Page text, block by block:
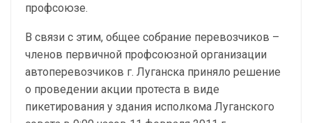
профсоюзе.
В связи с этим, общее собрание перевозчиков –
членов первичной профсоюзной организации
автоперевозчиков г. Луганска приняло решение
о проведении акции протеста в виде
пикетирования у здания исполкома Луганского